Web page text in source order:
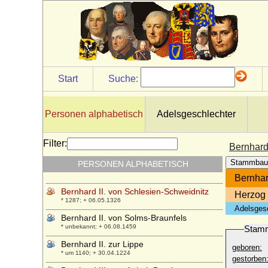
Start Suche:
Personen alphabetisch Adelsgeschlechter
geboren:
gestorben:
Filter:
PERSONEN ALPHABETISCH
* 1428; + 15.07.1458
Bernhard II. von Bentheim (Bernhard II.
von Bentheim-Bentheim)
Bernhard II. von Moltzan (Bernd II. von
Moltzan, genannt der Böse, der böse
Bernd von Wolde)
Billung)
* nach 990; + 29.06.1059
Bernhard II. von Sachsen-Lauenburg
* um 1380 (1385); + 16.07.1463
Bernhard II. von Sachsen-Meiningen
* 17.12.1800; + 03.12.1882
Bernhard II. von Schlesien-Schweidnitz
* 1287; + 06.05.1326
Bernhard II. von Solms-Braunfels
* unbekannt; + 06.08.1459
Bernhard II. zur Lippe
* um 1140; + 30.04.1224